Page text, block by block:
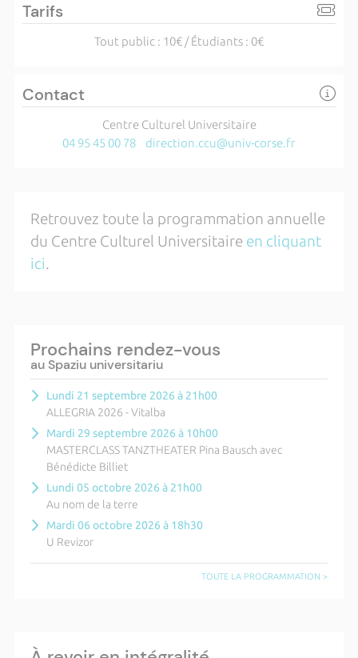
Tarifs
Tout public : 10€ / Étudiants : 0€
Contact
Centre Culturel Universitaire
04 95 45 00 78
direction.ccu@univ-corse.fr
Retrouvez toute la programmation annuelle
du Centre Culturel Universitaire en cliquant
ici.
Prochains rendez-vous
au Spaziu universitariu
Lundi 21 septembre 2026 à 21h00
ALLEGRIA 2026 - Vitalba
Mardi 29 septembre 2026 à 10h00
MASTERCLASS TANZTHEATER Pina Bausch avec
Bénédicte Billiet
Lundi 05 octobre 2026 à 21h00
Au nom de la terre
Mardi 06 octobre 2026 à 18h30
U Revizor
TOUTE LA PROGRAMMATION >